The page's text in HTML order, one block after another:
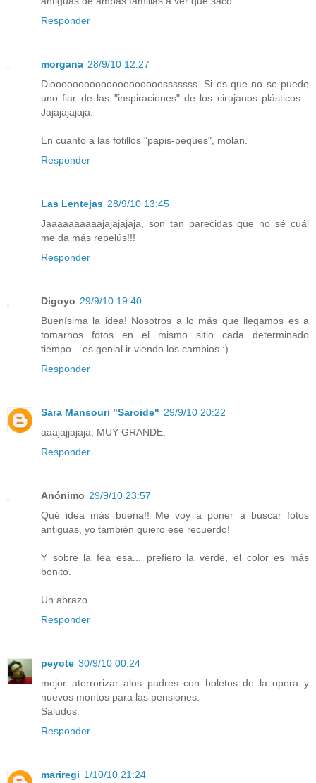
Responder
morgana 28/9/10 12:27
Dioooooooooooooooooooosssssss. Si es que no se puede
uno fiar de las "inspiraciones" de los cirujanos plásticos...
Jajajajajaja.
En cuanto a las fotillos "papis-peques", molan.
Responder
Las Lentejas 28/9/10 13:45
Jaaaaaaaaaajajajajaja, son tan parecidas que no sé cuál
me da más repelús!!!
Responder
Digoyo 29/9/10 19:40
Buenísima la idea! Nosotros a lo más que llegamos es a
tomarnos fotos en el mismo sitio cada determinado
tiempo... es genial ir viendo los cambios :)
Responder
Sara Mansouri "Saroide" 29/9/10 20:22
aaajajjajaja, MUY GRANDE.
Responder
Anónimo 29/9/10 23:57
Qué idea más buena!! Me voy a poner a buscar fotos
antiguas, yo también quiero ese recuerdo!
Y sobre la fea esa... prefiero la verde, el color es más
bonito.
Un abrazo
Responder
peyote 30/9/10 00:24
mejor aterrorizar alos padres con boletos de la opera y
nuevos montos para las pensiones.
Saludos.
Responder
mariregi 1/10/10 21:24